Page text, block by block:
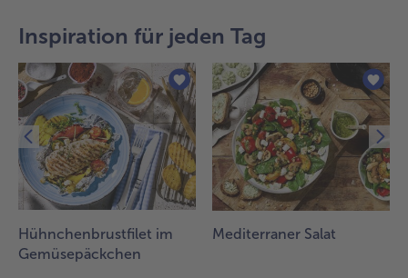
Inspiration für jeden Tag
Hühnchenbrustfilet im
Gemüsepäckchen
Mediterraner Salat